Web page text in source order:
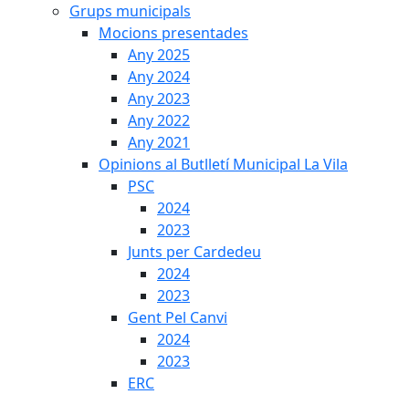
Grups municipals
Mocions presentades
Any 2025
Any 2024
Any 2023
Any 2022
Any 2021
Opinions al Butlletí Municipal La Vila
PSC
2024
2023
Junts per Cardedeu
2024
2023
Gent Pel Canvi
2024
2023
ERC